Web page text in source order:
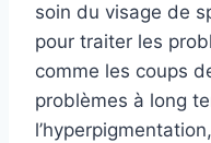
soin du visage de
pour traiter les
comme les coups
problèmes à long